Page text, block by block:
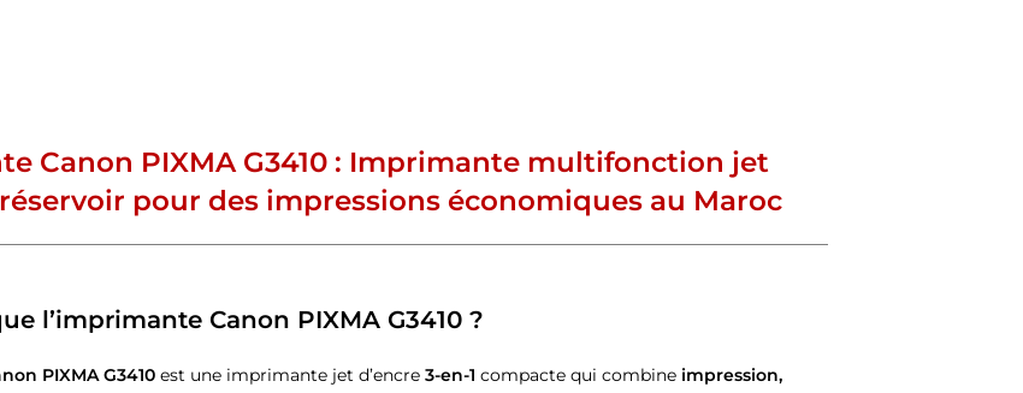
Canon PIXMA G3410 : Imprimante multifonction jet
réservoir pour des impressions économiques au Maroc
l’imprimante Canon PIXMA G3410 ?
PIXMA G3410 est une imprimante jet d’encre 3-en-1 compacte qui combine impression,